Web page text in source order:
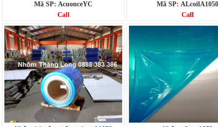
Mã SP: AcuonceYC
Call
Mã SP: ALcoilA1050
Call